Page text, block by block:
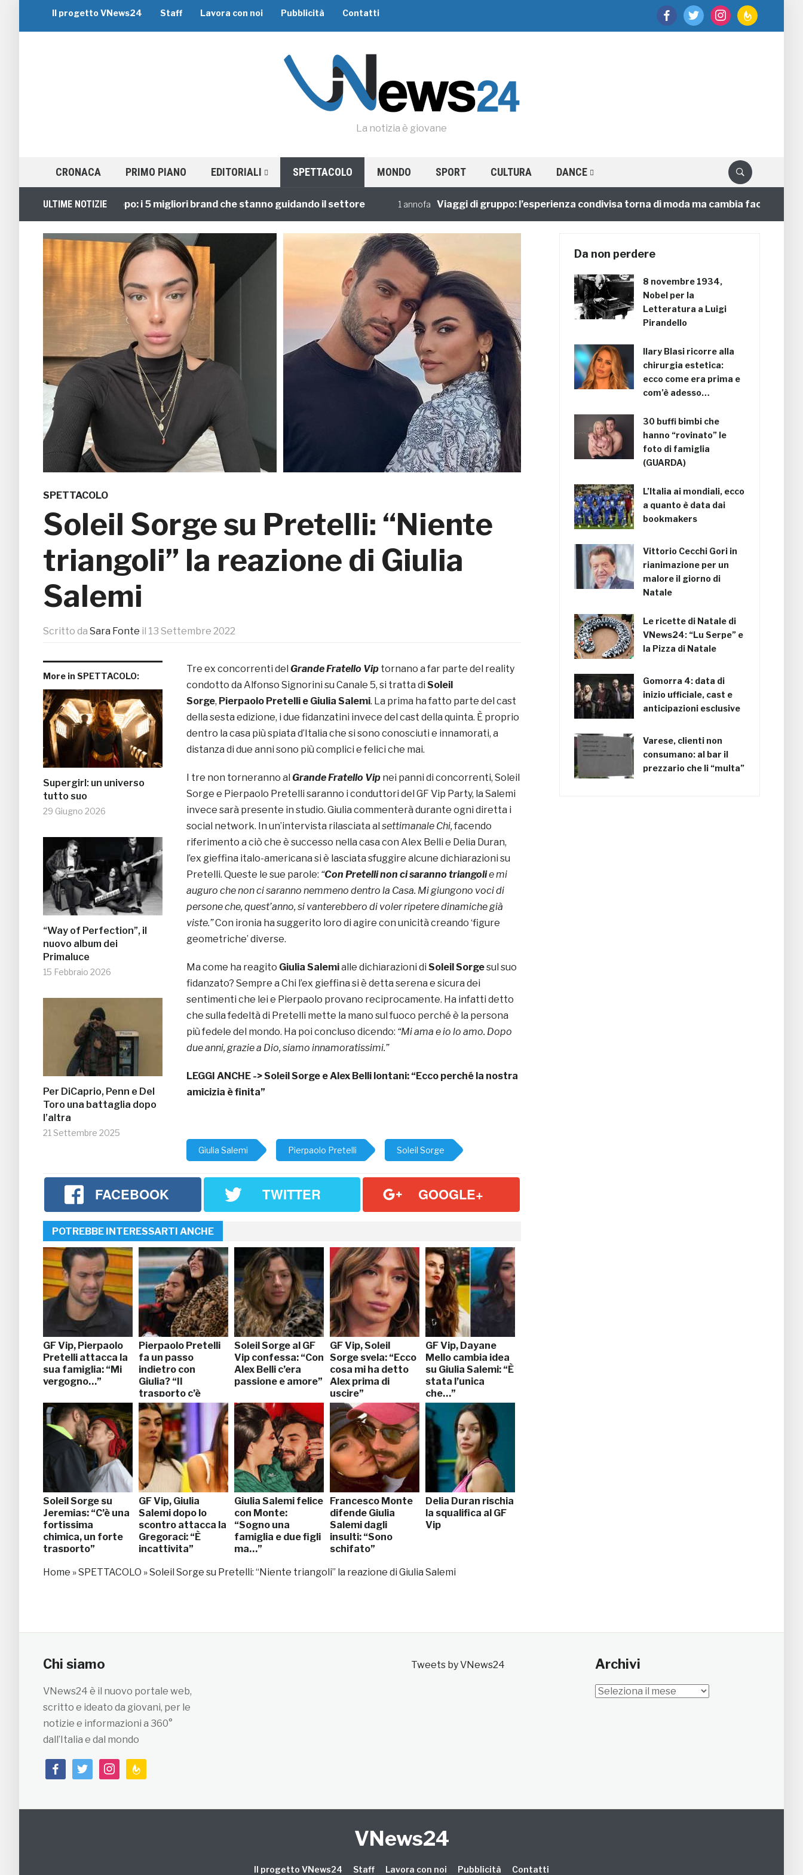
facebooktwitter instagramfeedburner
Il progetto VNews24 Staff Lavora con noi Pubblicità Contatti
La notizia è giovane
CRONACA PRIMO PIANO EDITORIALI SPETTACOLO MONDO SPORT CULTURA DANCE
ULTIME NOTIZIE
Viaggi di Gruppo: i 5 migliori brand che stanno guidando il settore 1 annofa Viaggi di gruppo: l’esperienza condivisa torna di moda ma cambia faccia
SPETTACOLO
Soleil Sorge su Pretelli: “Niente
triangoli” la reazione di Giulia
Salemi
Scritto da Sara Fonte il 13 Settembre 2022
More in SPETTACOLO:
Supergirl: un universo
tutto suo
29 Giugno 2026
“Way of Perfection”, il
nuovo album dei
Primaluce
15 Febbraio 2026
Per DiCaprio, Penn e Del
Toro una battaglia dopo
l’altra
21 Settembre 2025
Tre ex concorrenti del Grande Fratello Vip tornano a far parte del reality
condotto da Alfonso Signorini su Canale 5, si tratta di Soleil
Sorge, Pierpaolo Pretelli e Giulia Salemi. La prima ha fatto parte del cast
della sesta edizione, i due fidanzatini invece del cast della quinta. È proprio
dentro la casa più spiata d’Italia che si sono conosciuti e innamorati, a
distanza di due anni sono più complici e felici che mai.
I tre non torneranno al Grande Fratello Vip nei panni di concorrenti, Soleil
Sorge e Pierpaolo Pretelli saranno i conduttori del GF Vip Party, la Salemi
invece sarà presente in studio. Giulia commenterà durante ogni diretta i
social network. In un’intervista rilasciata al settimanale Chi,facendo
riferimento a ciò che è successo nella casa con Alex Belli e Delia Duran,
l’ex gieffina italo-americana si è lasciata sfuggire alcune dichiarazioni su
Pretelli. Queste le sue parole: “Con Pretelli non ci saranno triangolie mi
auguro che non ci saranno nemmeno dentro la Casa. Mi giungono voci di
persone che, quest’anno, si vanterebbero di voler ripetere dinamiche già
viste.”Con ironia ha suggerito loro di agire con unicità creando ‘figure
geometriche’ diverse.
Ma come ha reagito Giulia Salemialle dichiarazioni di Soleil Sorgesul suo
fidanzato? Sempre a Chi l’ex gieffina si è detta serena e sicura dei
sentimenti che lei e Pierpaolo provano reciprocamente. Ha infatti detto
che sulla fedeltà di Pretelli mette la mano sul fuoco perché è la persona
più fedele del mondo. Ha poi concluso dicendo: “Mi ama e io lo amo. Dopo
due anni, grazie a Dio, siamo innamoratissimi.”
LEGGI ANCHE ->Soleil Sorge e Alex Belli lontani: “Ecco perché la nostra
amicizia è finita”
Giulia Salemi Pierpaolo Pretelli Soleil Sorge
FACEBOOK TWITTER GOOGLE+
POTREBBE INTERESSARTI ANCHE
GF Vip, Pierpaolo
Pretelli attacca la
sua famiglia: “Mi
vergogno…”
Pierpaolo Pretelli
fa un passo
indietro con
Giulia? “Il
trasporto c’è
ma…”
Soleil Sorge al GF
Vip confessa: “Con
Alex Belli c’era
passione e amore”
GF Vip, Soleil
Sorge svela: “Ecco
cosa mi ha detto
Alex prima di
uscire”
GF Vip, Dayane
Mello cambia idea
su Giulia Salemi: “È
stata l’unica
che…”
Soleil Sorge su
Jeremias: “C’è una
fortissima
chimica, un forte
trasporto”
GF Vip, Giulia
Salemi dopo lo
scontro attacca la
Gregoraci: “È
incattivita”
Giulia Salemi felice
con Monte:
“Sogno una
famiglia e due figli
ma…”
Francesco Monte
difende Giulia
Salemi dagli
insulti: “Sono
schifato”
Delia Duran rischia
la squalifica al GF
Vip
Home »SPETTACOLO »Soleil Sorge su Pretelli: “Niente triangoli” la reazione di Giulia Salemi
Da non perdere
8 novembre 1934,
Nobel per la
Letteratura a Luigi
Pirandello
Ilary Blasi ricorre alla
chirurgia estetica:
ecco come era prima e
com’è adesso…
30 buffi bimbi che
hanno “rovinato” le
foto di famiglia
(GUARDA)
L’Italia ai mondiali, ecco
a quanto è data dai
bookmakers
Vittorio Cecchi Gori in
rianimazione per un
malore il giorno di
Natale
Le ricette di Natale di
VNews24: “Lu Serpe” e
la Pizza di Natale
Gomorra 4: data di
inizio ufficiale, cast e
anticipazioni esclusive
Varese, clienti non
consumano: al bar il
prezzario che li “multa”
Chi siamo
VNews24 è il nuovo portale web,
scritto e ideato da giovani, per le
notizie e informazioni a 360°
dall’Italia e dal mondo
facebooktwitterinstagramfeedburner
Tweets by VNews24 Archivi
Archivi
VNews24
Il progetto VNews24 Staff Lavora con noi Pubblicità Contatti